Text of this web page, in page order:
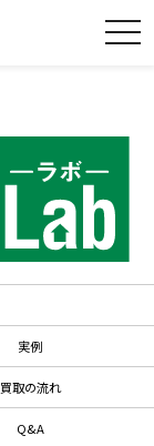
実例
買取の流れ
Q&A